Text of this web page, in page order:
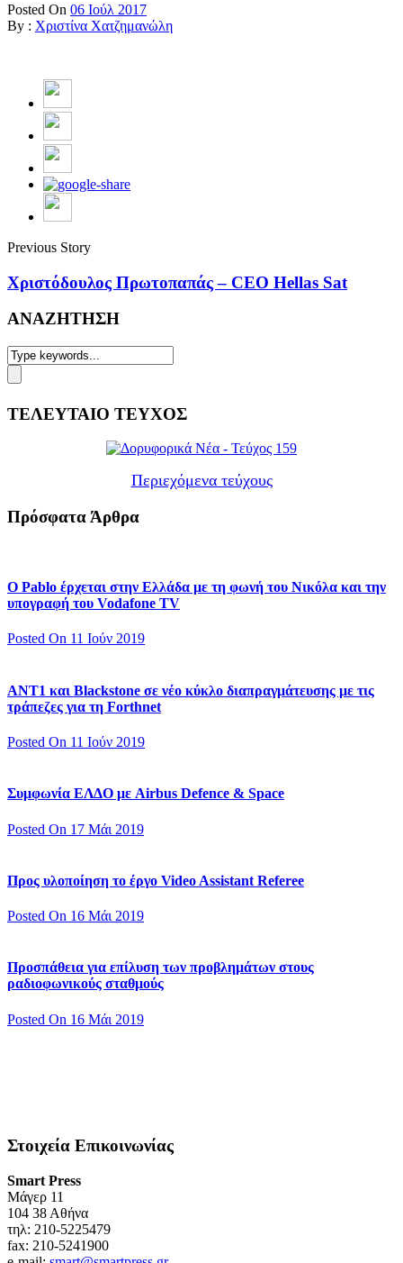
Posted On 06 Ιούλ 2017
By : Χριστίνα Χατζημανώλη
Previous Story
Χριστόδουλος Πρωτοπαπάς – CEO Hellas Sat
ΑΝΑΖΗΤΗΣΗ
ΤΕΛΕΥΤΑΙΟ ΤΕΥΧΟΣ
Περιεχόμενα τεύχους
Πρόσφατα Άρθρα
Ο Pablo έρχεται στην Ελλάδα με τη φωνή του Νικόλα και την
υπογραφή του Vodafone TV
Posted On 11 Ιούν 2019
ΑΝΤ1 και Blackstone σε νέο κύκλο διαπραγμάτευσης με τις
τράπεζες για τη Forthnet
Posted On 11 Ιούν 2019
Συμφωνία ΕΛΔΟ με Airbus Defence & Space
Posted On 17 Μάι 2019
Προς υλοποίηση το έργο Video Assistant Referee
Posted On 16 Μάι 2019
Προσπάθεια για επίλυση των προβλημάτων στους
ραδιοφωνικούς σταθμούς
Posted On 16 Μάι 2019
Στοιχεία Επικοινωνίας
Smart Press
Mάγερ 11
104 38 Αθήνα
τηλ: 210-5225479
fax: 210-5241900